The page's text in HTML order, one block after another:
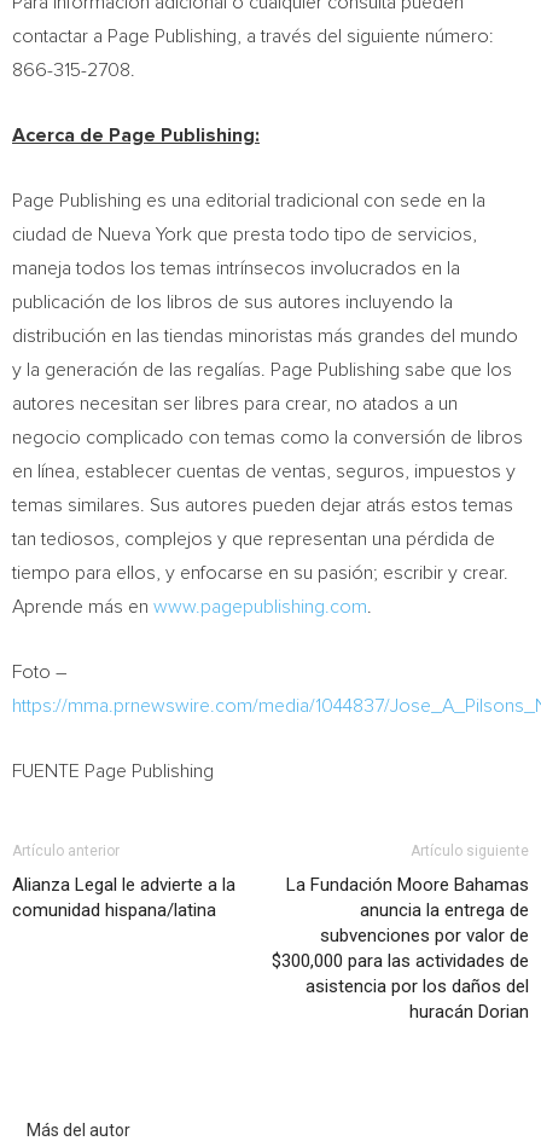
contactar a Page Publishing, a través del siguiente número:
866-315-2708.
Acerca de Page Publishing:
Page Publishing es una editorial tradicional con sede en la
ciudad de Nueva York que presta todo tipo de servicios,
maneja todos los temas intrínsecos involucrados en la
publicación de los libros de sus autores incluyendo la
distribución en las tiendas minoristas más grandes del mundo
y la generación de las regalías. Page Publishing sabe que los
autores necesitan ser libres para crear, no atados a un
negocio complicado con temas como la conversión de libros
en línea, establecer cuentas de ventas, seguros, impuestos y
temas similares. Sus autores pueden dejar atrás estos temas
tan tediosos, complejos y que representan una pérdida de
tiempo para ellos, y enfocarse en su pasión; escribir y crear.
Aprende más en www.pagepublishing.com
Foto –
https://mma.prnewswire.com/media/1044837/
FUENTE Page Publishing
Artículo anterior
Alianza Legal le advierte a la
comunidad hispana/latina
Artículo siguiente
La Fundación Moore Bahamas
anuncia la entrega de
subvenciones por valor de
$300,000 para las actividades de
asistencia por los daños del
huracán Dorian
Más del autor